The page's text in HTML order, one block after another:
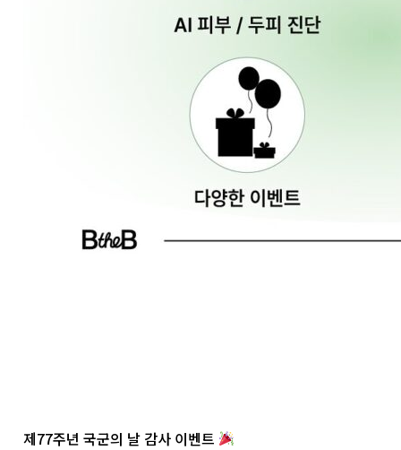
제77주년 국군의 날 감사 이벤트